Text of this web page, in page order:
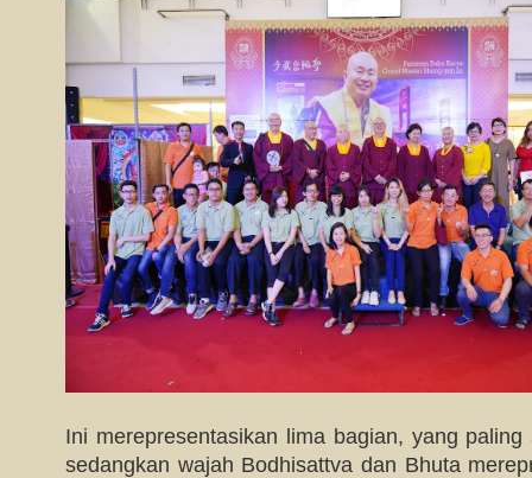
Ini merepresentasikan lima bagian, yang
sedangkan wajah Bodhisattva dan Bhuta